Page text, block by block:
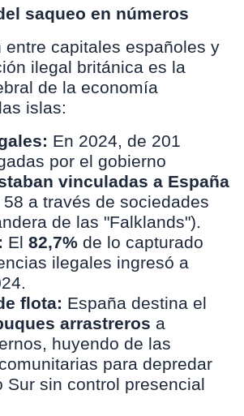
saqueo en números
entre capitales españoles y
ilegal británica es la
de la economía
islas:
En 2024, de 201
por el gobierno
vinculadas a España
a través de sociedades
de las "Falklands").
El 82,7% de lo capturado
ilegales ingresó a
flota: España destina el
arrastreros a
huyendo de las
para depredar
Sur sin control presencial